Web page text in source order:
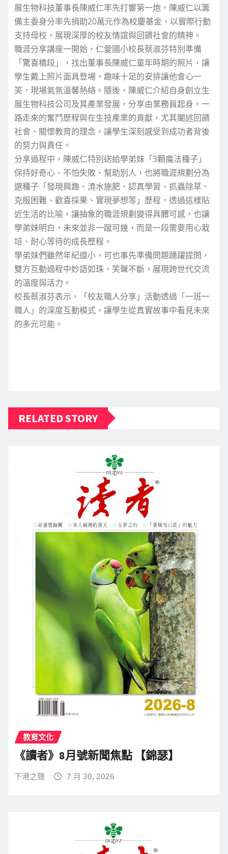
展生物科技董事長陳威仁率先打響第一炮，陳威仁以籌
備主委身分率先捐助20萬元作為校慶基金，以實際行動
支持母校，展現深厚的校友情誼與回饋社會的精神。
職涯分享講座一開始，仁愛國小校長蔡淑芬特別準備
「驚喜橋段」，找出董事長陳威仁童年時期的照片，讓
學生戴上照片面具登場，趣味十足的安排讓他會心一
笑，現場氣氛溫馨熱絡。隨後，陳威仁介紹自身創立生
展生物科技公司及其產業發展，分享由業務員起身，一
路走來的奮鬥歷程與在生技產業的貢獻，尤其闡述回饋
社會、關懷教育的理念，讓學生深刻感受到成功者背後
的努力與責任。
分享過程中，陳威仁特別送給學弟妹「3顆魔法種子」
保持好奇心、不怕失敗、幫助別人，也將職涯規劃分為
選種子「發現興趣、澆水施肥、認真學習、抓蟲除草、
克服困難、歡喜採果、實現夢想等」歷程，透過這樣貼
近生活的比喻，讓抽象的職涯規劃變得具體可感，也讓
學弟妹明白，未來並非一蹴可幾，而是一段需要用心栽
培、耐心等待的成長歷程。
學弟妹們雖然年紀還小，可也事先準備問題踴躍提問，
雙方互動過程中妙語如珠、笑聲不斷，展現跨世代交流
的溫度與活力。
校長蔡淑芬表示，「校友職人分享」活動透過「一班一
職人」的深度互動模式，讓學生從真實故事中看見未來
的多元可能。
RELATED STORY
教育文化
《讀者》8月號新聞焦點 【錦瑟】
下港之聲 7 月 30, 2026